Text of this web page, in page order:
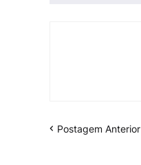
Postagem Anterior